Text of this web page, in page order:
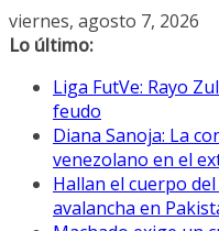
Saltar
al
viernes, agosto 7, 2026
Lo último:
Liga FutVe: Rayo
feudo
Diana Sanoja: La
venezolano en el
Hallan el cuerpo
avalancha en